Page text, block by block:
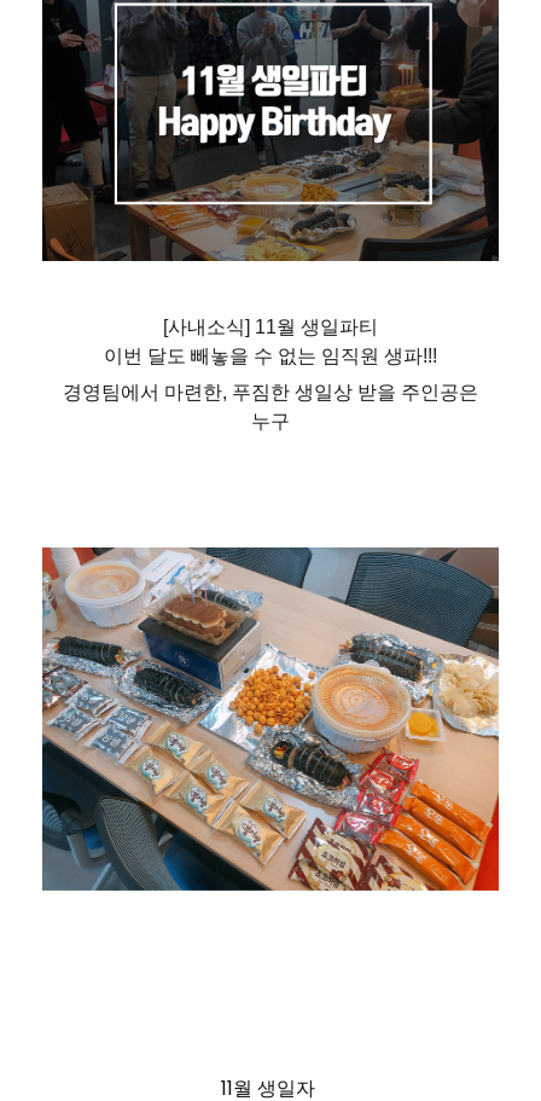
[사내소식] 11월 생일파티
이번 달도 빼놓을 수 없는 임직원 생파!!!
경영팀에서 마련한, 푸짐한 생일상 받을 주인공은
누구
11월 생일자